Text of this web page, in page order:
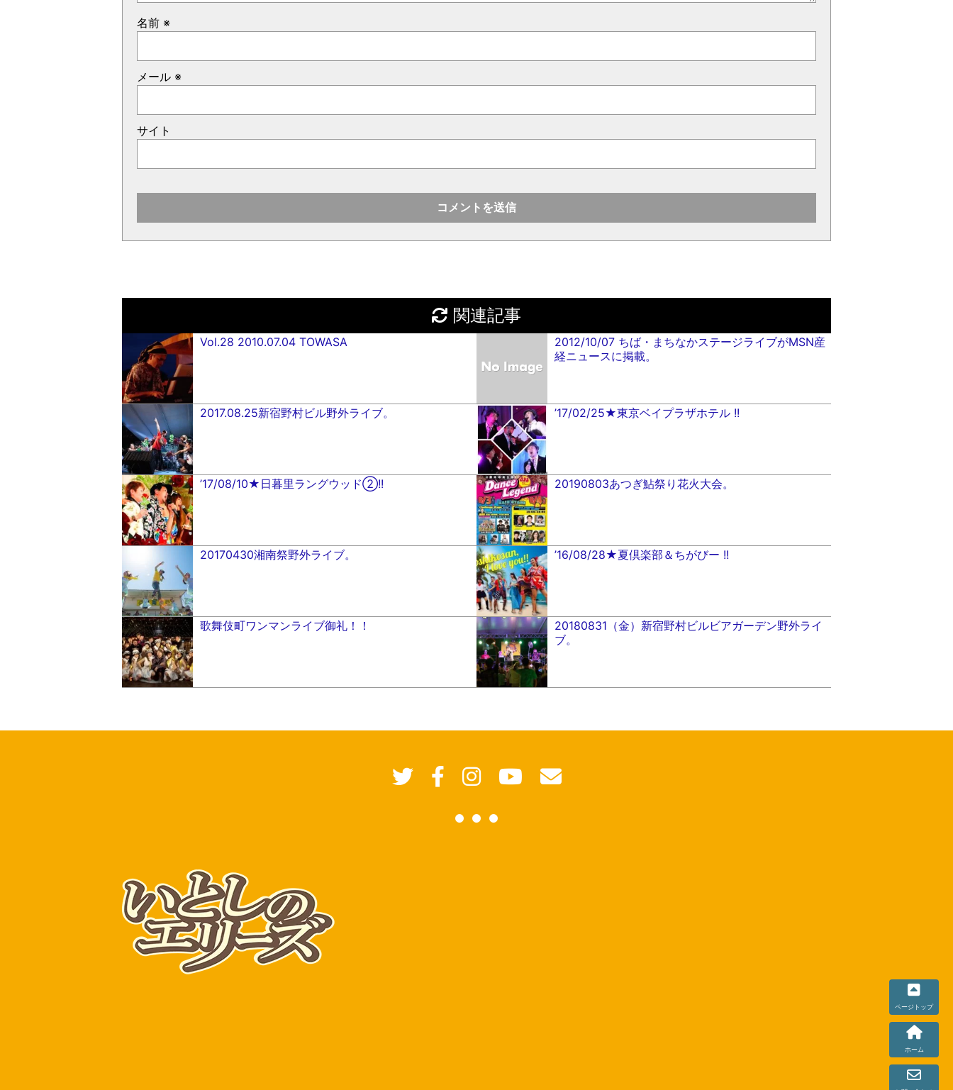
名前 ※
メール ※
サイト
関連記事
Vol.28 2010.07.04 TOWASA
2012/10/07 ちば・まちなかステージライブがMSN産
経ニュースに掲載。
2017.08.25新宿野村ビル野外ライブ。 ’17/02/25★東京ベイプラザホテル !!
’17/08/10★日暮里ラングウッド②!! 20190803あつぎ鮎祭り花火大会。
20170430湘南祭野外ライブ。 ’16/08/28★夏倶楽部＆ちがびー !!
歌舞伎町ワンマンライブ御礼！！
20180831（金）新宿野村ビルビアガーデン野外ライ
ブ。